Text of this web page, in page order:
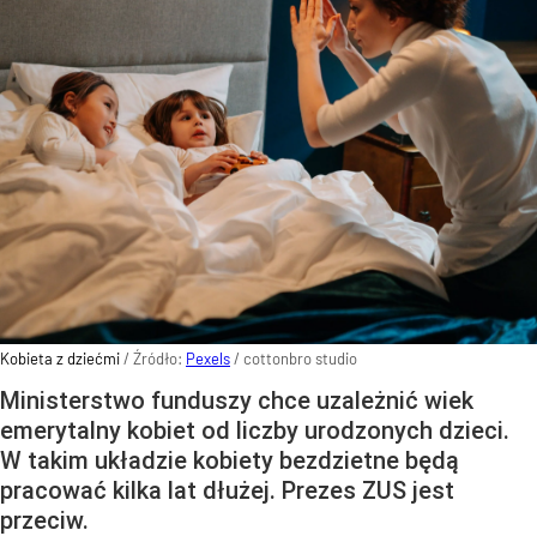
Kobieta z dziećmi/ Źródło: Pexels/ cottonbro studio
Ministerstwo funduszy chce uzależnić wiek
emerytalny kobiet od liczby urodzonych dzieci.
W takim układzie kobiety bezdzietne będą
pracować kilka lat dłużej. Prezes ZUS jest
przeciw.